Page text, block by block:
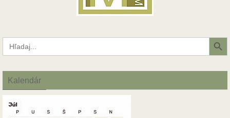
Search
for:
Search Button
Kalendár